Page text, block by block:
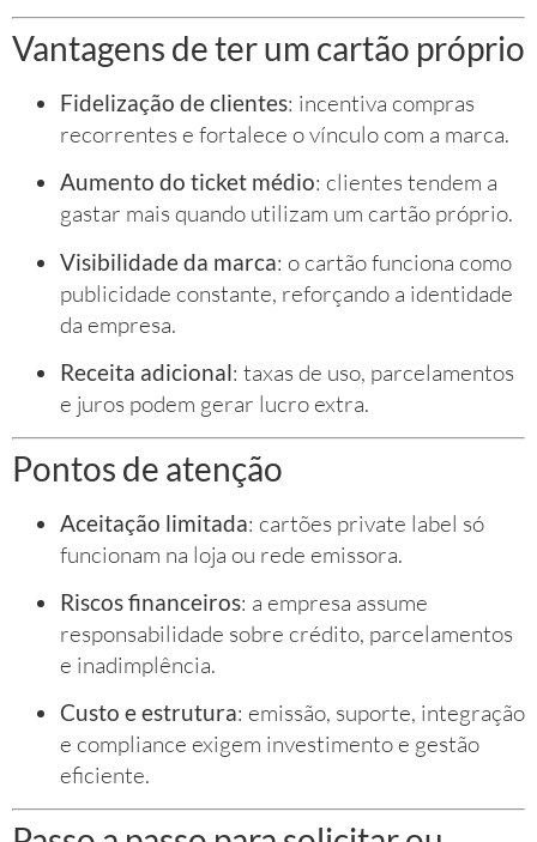
Vantagens de ter um cartão próprio
Fidelização de clientes: incentiva compras
recorrentes e fortalece o vínculo com a marca.
Aumento do ticket médio: clientes tendem a
gastar mais quando utilizam um cartão próprio.
Visibilidade da marca: o cartão funciona como
publicidade constante, reforçando a identidade
da empresa.
Receita adicional: taxas de uso, parcelamentos
e juros podem gerar lucro extra.
Pontos de atenção
Aceitação limitada: cartões private label só
funcionam na loja ou rede emissora.
Riscos financeiros: a empresa assume
responsabilidade sobre crédito, parcelamentos
e inadimplência.
Custo e estrutura: emissão, suporte, integração
e compliance exigem investimento e gestão
eficiente.